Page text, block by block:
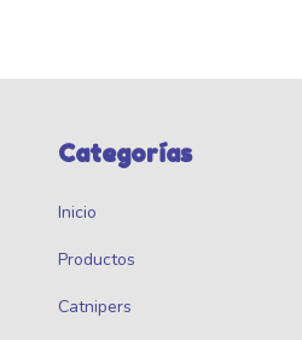
Categorías
Inicio
Productos
Catnipers